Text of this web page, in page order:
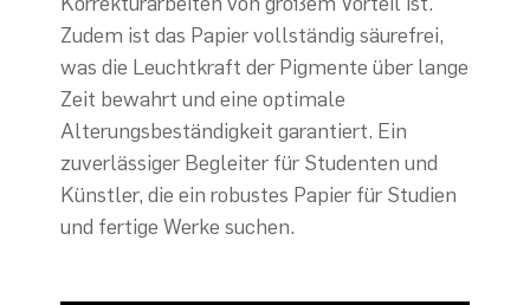
Zudem ist das Papier vollständig säurefrei,
was die Leuchtkraft der Pigmente über lange
Zeit bewahrt und eine optimale
Alterungsbeständigkeit garantiert. Ein
zuverlässiger Begleiter für Studenten und
Künstler, die ein robustes Papier für Studien
und fertige Werke suchen.